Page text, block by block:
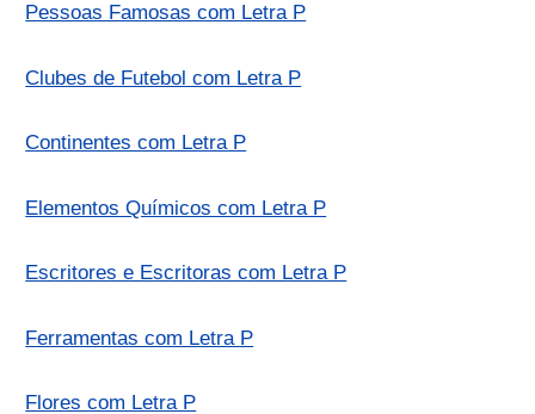
Pessoas Famosas com Letra P
Clubes de Futebol com Letra P
Continentes com Letra P
Elementos Químicos com Letra P
Escritores e Escritoras com Letra P
Ferramentas com Letra P
Flores com Letra P